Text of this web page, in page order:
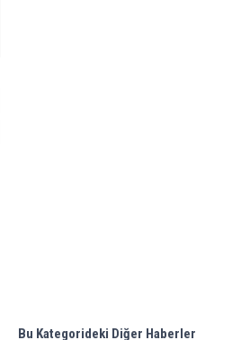
Bu Kategorideki Diğer Haberler